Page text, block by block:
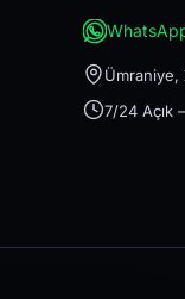
Ümraniye,
7/24 Açık